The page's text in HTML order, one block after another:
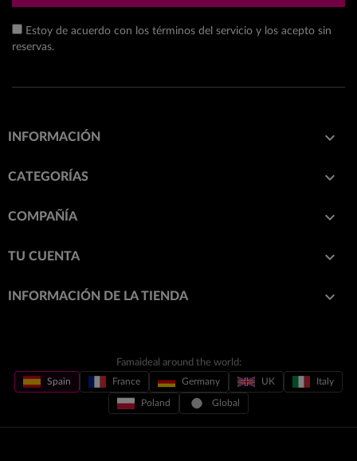
Estoy de acuerdo con los términos del servicio y los acepto sin
reservas.
INFORMACIÓN 
CATEGORÍAS 
COMPAÑÍA 
TU CUENTA 
INFORMACIÓN DE LA TIENDA keyboard_arrow_down
Famaideal around the world:
Spain France Germany UK Italy
Poland Global